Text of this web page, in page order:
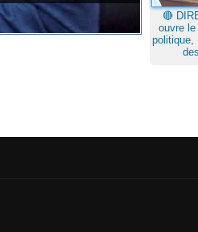
🔴​
ouvre
politique,